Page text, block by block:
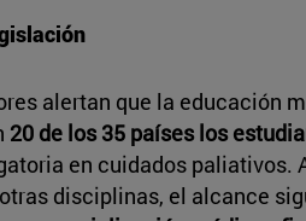
alertan que la educación
20 de los 35 países los
en cuidados paliativos.
disciplinas, el alcance